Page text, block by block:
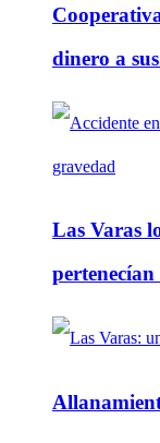
dinero a
Las Varas